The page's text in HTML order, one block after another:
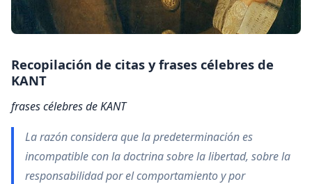
Recopilación de citas yfrases célebres de
KANT
frases célebres de KANT
La razón considera que la predeterminación es
incompatible con la doctrina sobre la libertad, sobre la
responsabilidad por el comportamiento y por